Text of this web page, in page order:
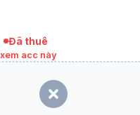
Đã thuê
acc này